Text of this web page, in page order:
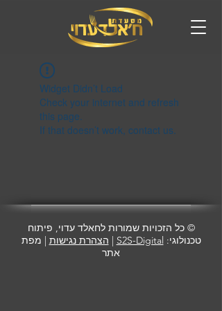
Widget Didn’t Load
Check your internet and refresh
this page.
If that doesn’t work, contact us.
© כל הזכויות שמורות לחאלד עדוי, פיתוח
טכנולוגי: S2S-Digital
| הצהרת נגישות | מפת
אתר